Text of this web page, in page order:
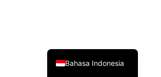
Bahasa Indonesia